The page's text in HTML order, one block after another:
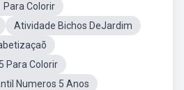
Para Colorir
Atividade Bichos DeJardim
Para Colorir
Numeros 5 Anos